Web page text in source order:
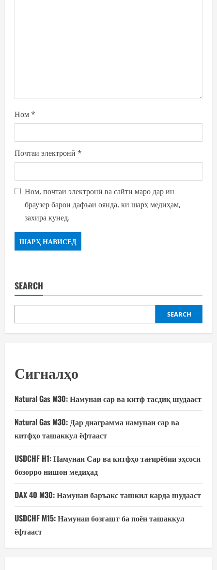
Ном*
Почтаи электронӣ *
Ном, почтаи электронӣ ва сайти маро дар ин
браузер барои дафъаи оянда, ки шарҳ медиҳам,
захира кунед.
SEARCH
SEARCH
Сигналҳо
Natural Gas M30: Намунаи сар ва китф тасдиқ шудааст
Natural Gas M30: Дар диаграмма намунаи сар ва
китфҳо ташаккул ёфтааст
USDCHF H1: Намунаи Сар ва китфҳо тағирёбии эҳсоси
бозорро нишон медиҳад
DAX 40 M30: Намунаи баръакс ташкил карда шудааст
USDCHF M15: Намунаи бозгашт ба поён ташаккул
ёфтааст